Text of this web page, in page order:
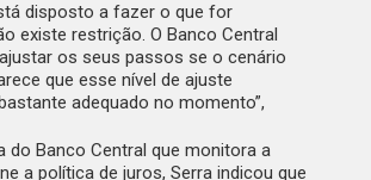
disposto a fazer o que for
existe restrição. O Banco Central
os seus passos se o cenário
que esse nível de ajuste
adequado no momento”,
do Banco Central que monitora a
a política de juros, Serra indicou que